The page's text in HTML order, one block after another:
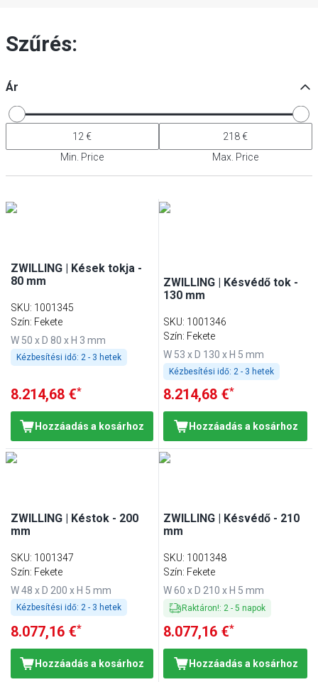
Szűrés:
Ár
Min. Price Max. Price
ZWILLING | Kések tokja -
80 mm
SKU: 1001345
Szín: Fekete
W 50 x D 80 x H 3 mm
Kézbesítési idő: 2 - 3 hetek
8.214,68 €*
Hozzáadás a kosárhoz
ZWILLING | Késvédő tok -
130 mm
SKU: 1001346
Szín: Fekete
W 53 x D 130 x H 5 mm
Kézbesítési idő: 2 - 3 hetek
8.214,68 €*
Hozzáadás a kosárhoz
ZWILLING | Késtok - 200
mm
SKU: 1001347
Szín: Fekete
W 48 x D 200 x H 5 mm
Kézbesítési idő: 2 - 3 hetek
8.077,16 €*
Hozzáadás a kosárhoz
ZWILLING | Késvédő - 210
mm
SKU: 1001348
Szín: Fekete
W 60 x D 210 x H 5 mm
Raktáron!: 2 -5 napok
8.077,16 €*
Hozzáadás a kosárhoz